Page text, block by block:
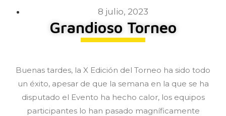
8 julio, 2023
Grandioso Torneo
Buenas tardes, la X Edición del Torneo ha sido todo
un éxito, apesar de que la semana en la que se ha
disputado el Evento ha hecho calor, los equipos
participantes lo han pasado magníficamente